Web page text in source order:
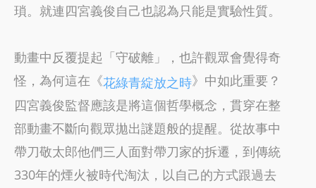
瑣。就連四宮義俊自己也認為只能是實驗性質。
動畫中反覆提起「守破離」，也許觀眾會覺得奇
怪，為何這在《花綠青綻放之時》中如此重要？
四宮義俊監督應該是將這個哲學概念，貫穿在整
部動畫不斷向觀眾拋出謎題般的提醒。從故事中
帶刀敬太郎他們三人面對帶刀家的拆遷，到傳統
330年的煙火被時代淘汰，以自己的方式跟過去